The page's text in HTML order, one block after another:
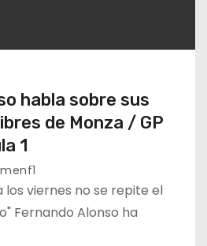
habla sobre sus
de Monza / GP
1
los viernes no se repite el
Fernando Alonso ha